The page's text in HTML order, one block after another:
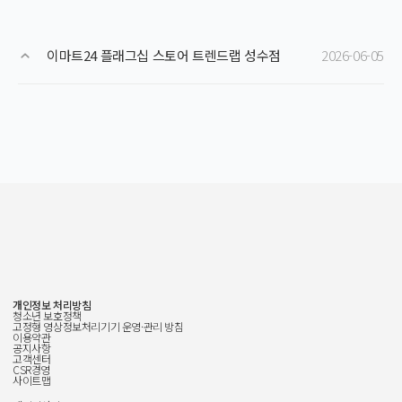
이마트24 플래그십 스토어 트렌드랩 성수점 2026-06-05
개인정보 처리방침
청소년 보호정책
고정형 영상정보처리기기 운영·관리 방침
이용약관
공지사항
고객센터
CSR경영
사이트맵